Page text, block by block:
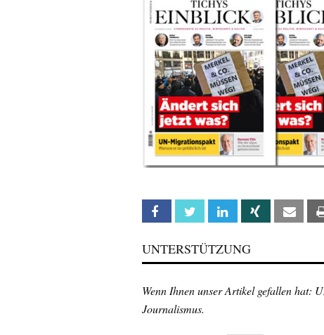
Facebook Twitter Linkedin Xing Email
UNTERSTÜTZUNG
Wenn Ihnen unser Artikel gefallen hat:
Journalismus.